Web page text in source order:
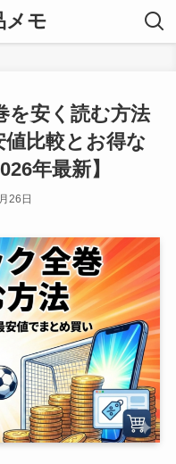
メモ
を安く読む方法
値比較とお得な
年最新】
26日